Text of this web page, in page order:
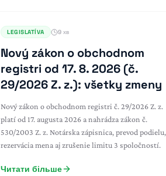
LEGISLATÍVA 9 хв
Nový zákon o obchodnom
registri od 17. 8. 2026 (č.
29/2026 Z. z.): všetky zmeny
Nový zákon o obchodnom registri č. 29/2026 Z. z.
platí od 17. augusta 2026 a nahrádza zákon č.
530/2003 Z. z. Notárska zápisnica, prevod podielu,
rezervácia mena aj zrušenie limitu 3 spoločností.
Читати більше